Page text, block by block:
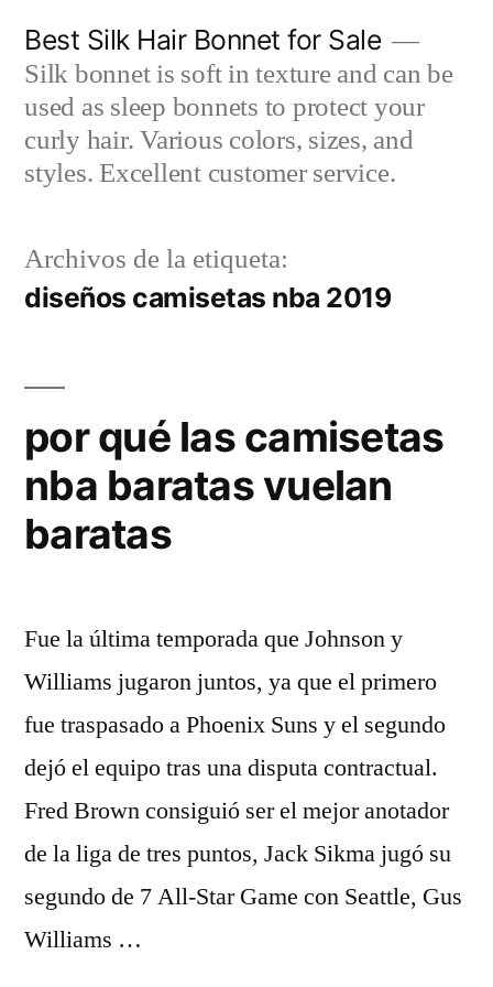
contenido
Best Silk Hair Bonnet for Sale
Silk bonnet is soft in texture and can be
used as sleep bonnets to protect your
curly hair. Various colors, sizes, and
styles. Excellent customer service.
Archivos de la etiqueta:
diseños camisetas nba 2019
por qué las camisetas
nba baratas vuelan
baratas
Fue la última temporada que Johnson y
Williams jugaron juntos, ya que el primero
fue traspasado a Phoenix Suns y el segundo
dejó el equipo tras una disputa contractual.
Fred Brown consiguió ser el mejor anotador
de la liga de tres puntos, Jack Sikma jugó su
segundo de 7 All-Star Game con Seattle, Gus
Williams …